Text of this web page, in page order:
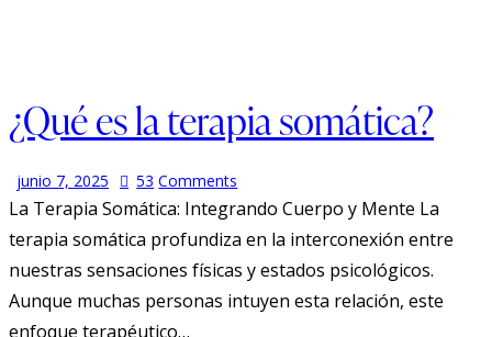
¿Qué es la terapia somática?
junio 7, 2025 53 Comments
La Terapia Somática: Integrando Cuerpo y Mente La
terapia somática profundiza en la interconexión entre
nuestras sensaciones físicas y estados psicológicos.
Aunque muchas personas intuyen esta relación, este
enfoque terapéutico…